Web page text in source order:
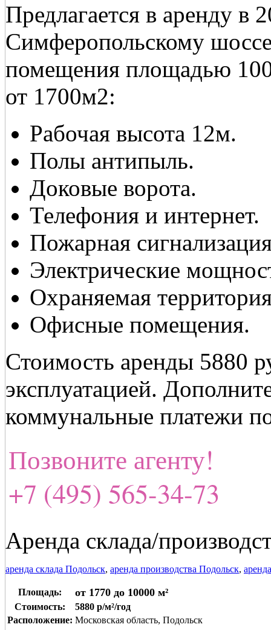
Предлагается в аренду
Симферопольскому
помещения площадью
от 1700м2:
Рабочая высота 12м.
Полы антипыль.
Доковые ворота.
Телефония и интернет.
Пожарная
Электрические
Охраняемая
Офисные помещения.
Стоимость аренды 5880
эксплуатацией.
коммунальные платежи
Позвоните агенту!
+7 (495) 565-34-73
Аренда склада/
аренда склада Подольск, аренда производства Подольск,
Площадь: от 1770 до 10000 м²
Стоимость:
5880 р/м²/год
Расположение: Московская область, Подольск